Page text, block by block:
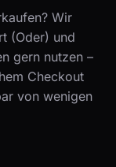
Wir
(Oder) und
gern nutzen –
Checkout
von wenigen